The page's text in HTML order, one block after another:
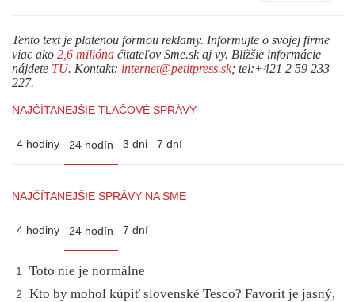
Tento text je platenou formou reklamy. Informujte o svojej firme
viac ako 2,6 milióna čitateľov Sme.sk aj vy. Bližšie informácie
nájdete TU. Kontakt: internet@petitpress.sk; tel:+421 2 59 233
227.
NAJČÍTANEJŠIE TLAČOVÉ SPRÁVY
4 hodiny 24 hodín 3 dni 7 dní
NAJČÍTANEJŠIE SPRÁVY NA SME
4 hodiny 24 hodín 7 dní
1 Toto nie je normálne
2
Kto by mohol kúpiť slovenské Tesco? Favorit je jasný,